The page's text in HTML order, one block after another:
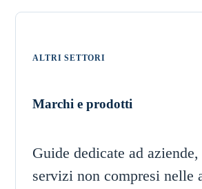
ALTRI SETTORI
Marchi e prodotti
Guide dedicate ad
servizi non compresi nelle